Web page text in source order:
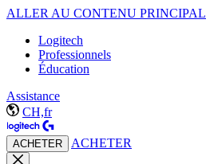
ALLER AU CONTENU PRINCIPAL
Logitech
Professionnels
Éducation
Assistance
CH,fr
ACHETER ACHETER